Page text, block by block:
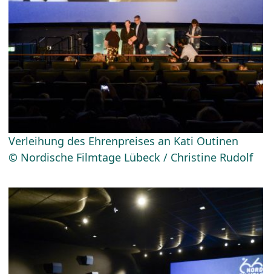
Verleihung des Ehrenpreises an Kati Outinen
© Nordische Filmtage Lübeck / Christine Rudolf